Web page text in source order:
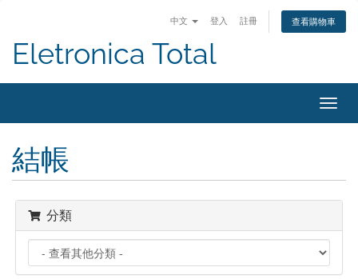
中文 登入 註冊 查看購物車
Eletronica Total
切
換
結帳
分類